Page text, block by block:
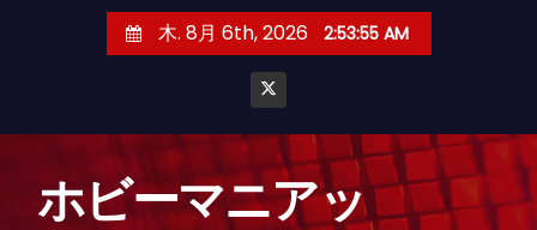
木. 8月 6th, 2026 2:53:56 AM
ホビーマニアッ